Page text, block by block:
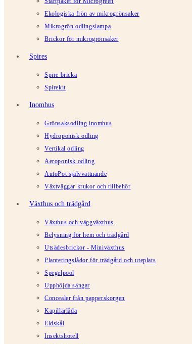
Ekologiska frön av mikrogrönsaker
Mikrogrön odlingslampa
Brickor för mikrogrönsaker
Spires
Spire bricka
Spirekit
Inomhus
Grönsaksodling inomhus
Hydroponisk odling
Vertikal odling
Aeroponisk odling
AutoPot självvattnande
Växtväggar krukor och tillbehör
Växthus och trädgård
Växthus och väggväxthus
Belysning för hem och trädgård
Utsädesbrickor - Miniväxthus
Planteringslådor för trädgård och uteplats
Spegelpool
Upphöjda sängar
Concealer från papperskorgen
Kapillärlåda
Eldskål
Insektshotell